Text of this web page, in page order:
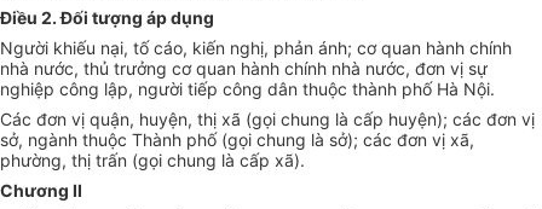
Điều 2. Đối tượng áp dụng
Người khiếu nại, tố cáo, kiến nghị, phản ánh; cơ quan hành chính
nhà nước, thủ trưởng cơ quan hành chính nhà nước, đơn vị sự
nghiệp công lập, người tiếp công dân thuộc thành phố Hà Nội.
Các đơn vị quận, huyện, thị xã (gọi chung là cấp huyện); các đơn vị
sở, ngành thuộc Thành phố (gọi chung là sở); các đơn vị xã,
phường, thị trấn (gọi chung là cấp xã).
Chương II